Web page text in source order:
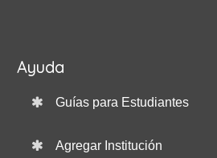
Ayuda
Guías para Estudiantes
Agregar Institución